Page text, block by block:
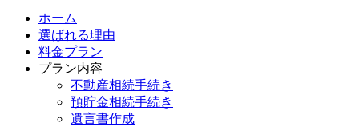
ホーム
選ばれる理由
料金プラン
プラン内容
不動産相続手続き
預貯金相続手続き
遺言書作成